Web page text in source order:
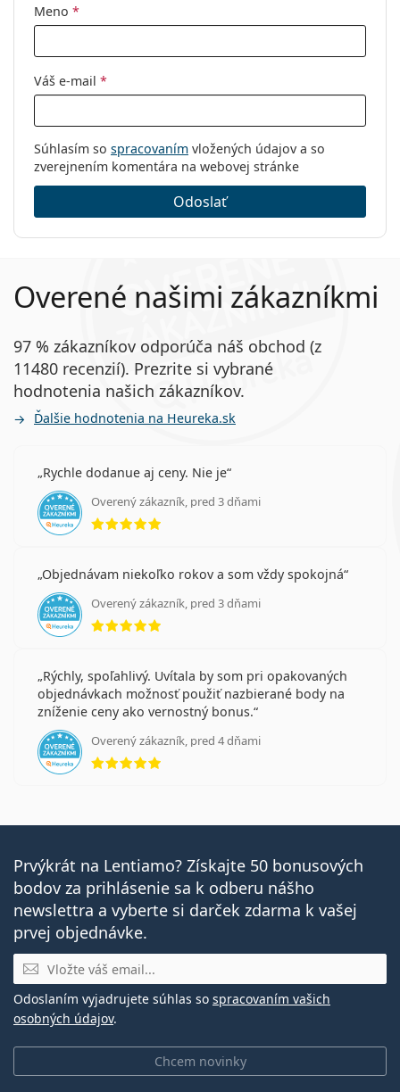
Meno *
Váš e-mail *
Súhlasím so spracovaním vložených údajov a so
zverejnením komentára na webovej stránke
Odoslať
Overené našimi zákazníkmi
97 % zákazníkov odporúča náš obchod (z
11480 recenzií). Prezrite si vybrané
hodnotenia našich zákazníkov.
Ďalšie hodnotenia na Heureka.sk
Rychle dodanue aj ceny. Nie je
Overený zákazník, pred 3 dňami
hodnotenie 5 z 5
Objednávam niekoľko rokov a som vždy spokojná
Overený zákazník, pred 3 dňami
hodnotenie 5 z 5
Rýchly, spoľahlivý. Uvítala by som pri opakovaných
objednávkach možnosť použiť nazbierané body na
zníženie ceny ako vernostný bonus.
Overený zákazník, pred 4 dňami
hodnotenie 5 z 5
Prvýkrát na Lentiamo? Získajte 50 bonusových
bodov za prihlásenie sa k odberu nášho
newslettra a vyberte si darček zdarma k vašej
prvej objednávke.
E-mail
Chcem novinky
Odoslaním vyjadrujete súhlas so spracovaním vašich
osobných údajov.